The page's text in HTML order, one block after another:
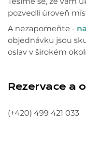
pozvedli úroveň
A nezapomeňte -
objednávku jsou
oslav v širokém
Rezervace a
(+420) 499 421 033